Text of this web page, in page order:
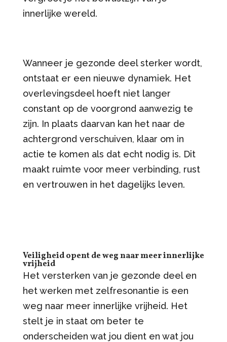
innerlijke wereld.
Wanneer je gezonde deel sterker wordt,
ontstaat er een nieuwe dynamiek. Het
overlevingsdeel hoeft niet langer
constant op de voorgrond aanwezig te
zijn. In plaats daarvan kan het naar de
achtergrond verschuiven, klaar om in
actie te komen als dat echt nodig is. Dit
maakt ruimte voor meer verbinding, rust
en vertrouwen in het dagelijks leven.
Veiligheid opentde weg naar meer innerlijke
vrijheid
Het versterken van je gezonde deel en
het werken met zelfresonantie is een
weg naar meer innerlijke vrijheid. Het
stelt je in staat om beter te
onderscheiden wat jou dient en wat jou